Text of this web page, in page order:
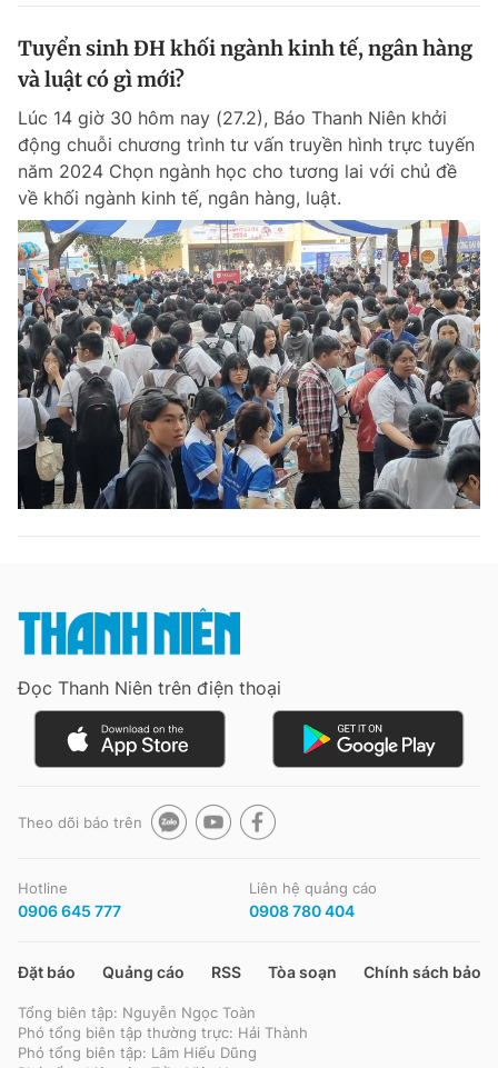
Tuyển sinh ĐH khối ngành kinh tế, ngân hàng
và luật có gì mới?
Lúc 14 giờ 30 hôm nay (27.2), Báo Thanh Niên khởi
động chuỗi chương trình tư vấn truyền hình trực tuyến
năm 2024 Chọn ngành học cho tương lai với chủ đề
về khối ngành kinh tế, ngân hàng, luật.
Đọc Thanh Niên trên điện thoại
Theo dõi báo trên
Hotline
0906 645 777
Liên hệ quảng cáo
0908 780 404
Đặt báo Quảng cáo RSS Tòa soạn Chính sách bảo
Tổng biên tập: Nguyễn Ngọc Toàn
Phó tổng biên tập thường trực: Hải Thành
Phó tổng biên tập: Lâm Hiếu Dũng